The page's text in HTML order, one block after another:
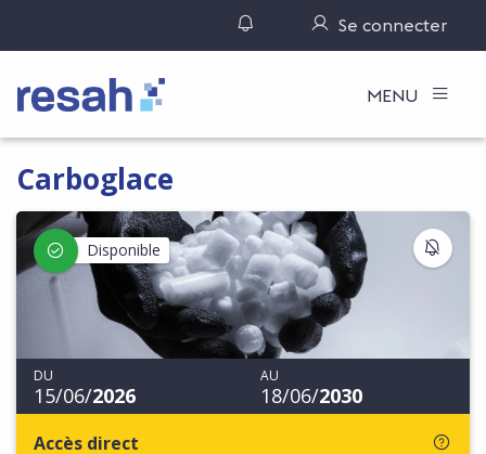
Gérer ses notifications
Se connecter
Logo Resah MENU
Carboglace
Disponible
DU
15/06/2026
AU
18/06/2030
Accès direct